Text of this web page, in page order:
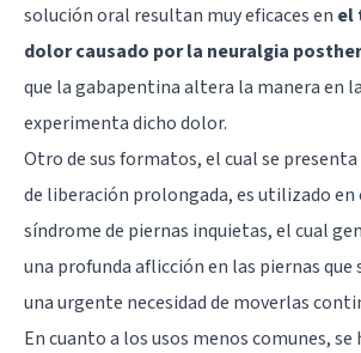
solución oral resultan muy eficaces en el
dolor causado por la neuralgia
que la gabapentina altera la manera en
experimenta dicho dolor.
Otro de sus formatos, el cual se
de liberación prolongada, es utilizado
síndrome de piernas inquietas, el cual
una profunda aflicción en las piernas que
una urgente necesidad de moverlas
En cuanto a los usos menos comunes,